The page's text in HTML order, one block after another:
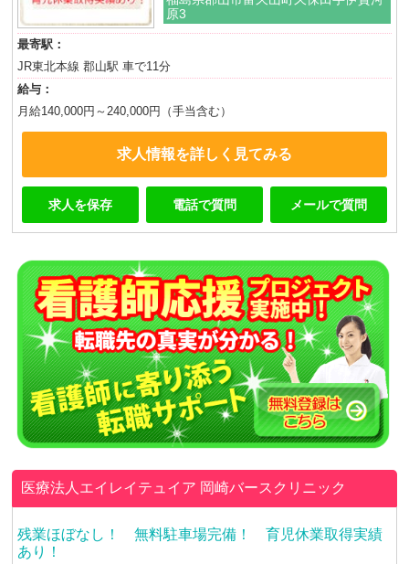
原3
最寄駅：
JR東北本線 郡山駅 車で11分
給与：
月給140,000円～240,000円（手当含む）
求人情報を詳しく見てみる
求人を保存 電話で質問 メールで質問
医療法人エイレイテュイア 岡崎バースクリニック
残業ほぼなし！ 無料駐車場完備！ 育児休業取得実績
あり！